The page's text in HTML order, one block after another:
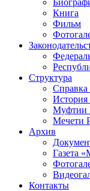
Книга
Фильм
Структура
Муфтии
Мечети
Архив
Газета
Контакты